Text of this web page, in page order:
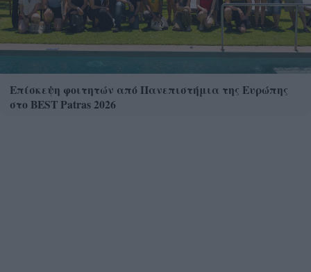
Επίσκεψη φοιτητών από Πανεπιστήμια της Ευρώπης
στο BEST Patras 2026